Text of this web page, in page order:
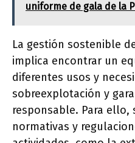
uniforme de gala de la
La gestión sostenible
implica encontrar un
diferentes usos y
sobreexplotación y
responsable. Para ello,
normativas y